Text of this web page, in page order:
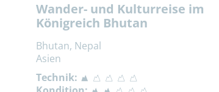
Wander- und Kulturreise im
Königreich Bhutan
Bhutan, Nepal
Asien
Technik: